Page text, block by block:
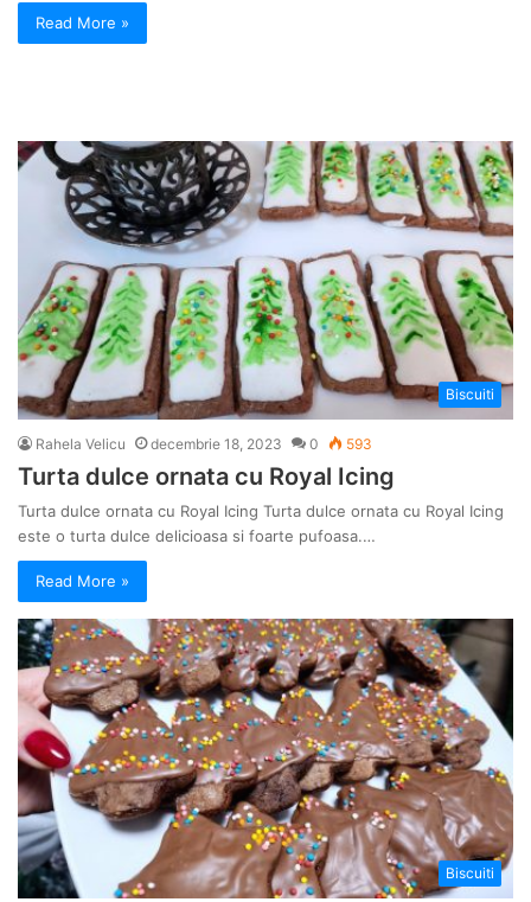
Read More »
Biscuiti
Rahela Velicu decembrie 18, 2023 0 593
Turta dulce ornata cu Royal Icing
Turta dulce ornata cu Royal Icing Turta dulce ornata cu Royal Icing
este o turta dulce delicioasa si foarte pufoasa.…
Read More »
Biscuiti